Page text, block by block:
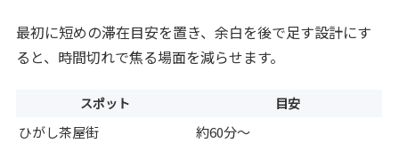
最初に短めの滞在目安を置き、余白を後で足す設計にす
ると、時間切れで焦る場面を減らせます。
スポット 目安
ひがし茶屋街
約60分〜